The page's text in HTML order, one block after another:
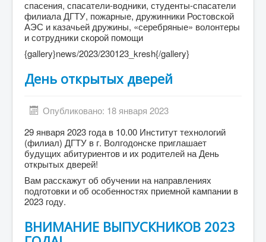
спасения, спасатели-водники, студенты-спасатели
филиала ДГТУ, пожарные, дружинники Ростовской
АЭС и казачьей дружины, «серебряные» волонтеры
и сотрудники скорой помощи
{gallery}news/2023/230123_kresh{/gallery}
День открытых дверей
Опубликовано: 18 января 2023
29 января 2023 года в 10.00 Институт технологий
(филиал) ДГТУ в г. Волгодонске приглашает
будущих абитуриентов и их родителей на День
открытых дверей!
Вам расскажут об обучении на направлениях
подготовки и об особенностях приемной кампании в
2023 году.
ВНИМАНИЕ ВЫПУСКНИКОВ 2023